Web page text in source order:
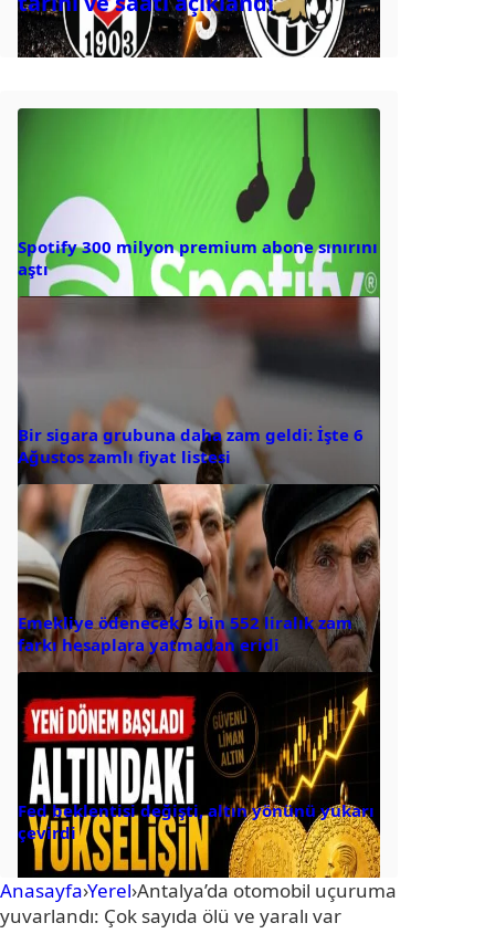
Spotify 300 milyon premium abone sınırını
aştı
Bir sigara grubuna daha zam geldi: İşte 6
Ağustos zamlı fiyat listesi
Emekliye ödenecek 3 bin 552 liralık zam
farkı hesaplara yatmadan eridi
Fed beklentisi değişti, altın yönünü yukarı
çevirdi
Anasayfa›Yerel›Antalya’da otomobil uçuruma
yuvarlandı: Çok sayıda ölü ve yaralı var